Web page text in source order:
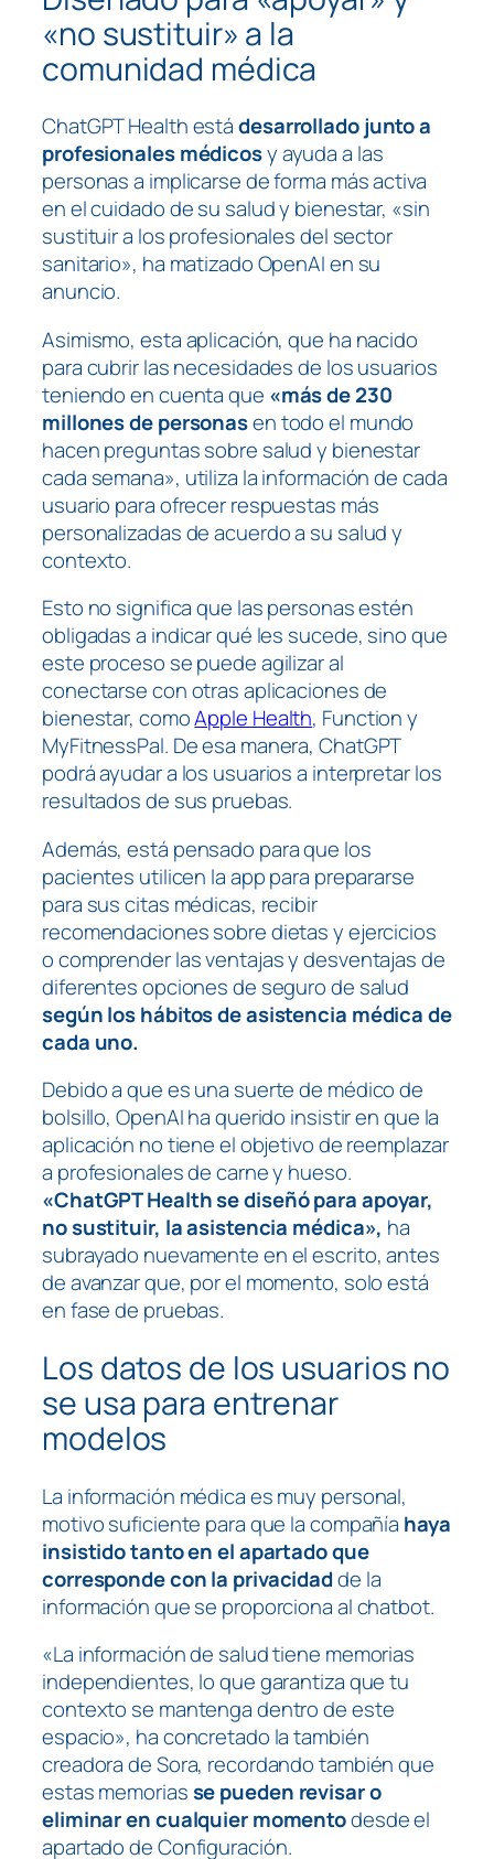
«no sustituir» a la
comunidad médica
ChatGPT Health estádesarrollado junto a
profesionales médicosy ayuda a las
personas a implicarse de forma más activa
en el cuidado de su salud y bienestar, «sin
sustituir a los profesionales del sector
sanitario», ha matizado OpenAI en su
anuncio.
Asimismo, esta aplicación, que ha nacido
para cubrir las necesidades de los usuarios
teniendo en cuenta que «más de 230
millones de personasen todo el mundo
hacen preguntas sobre salud y bienestar
cada semana», utiliza la información de cada
usuario para ofrecer respuestas más
personalizadas de acuerdo a su salud y
contexto.
Esto no significa que las personas estén
obligadas a indicar qué les sucede, sino que
este proceso se puede agilizar al
conectarse con otras aplicaciones de
bienestar, comoApple Health, Function y
MyFitnessPal. De esa manera, ChatGPT
podrá ayudar a los usuarios a interpretar los
resultados de sus pruebas.
Además, está pensado para que los
pacientes utilicen la app para prepararse
para sus citas médicas, recibir
recomendaciones sobre dietas y ejercicios
o comprender las ventajas y desventajas de
diferentes opciones de seguro de salud
según los hábitos de asistencia médica de
cada uno.
Debido a que es una suerte de médico de
bolsillo, OpenAI ha querido insistir en que la
aplicación no tiene el objetivo de reemplazar
a profesionales de carne y hueso.
«ChatGPT Health se diseñó para apoyar,
no sustituir, la asistencia médica», ha
subrayado nuevamente en el escrito, antes
de avanzar que, por el momento, solo está
en fase de pruebas.
Los datos de los usuarios no
se usa para entrenar
modelos
La información médica es muy personal,
motivo suficiente para que la compañía haya
insistido tanto en el apartado que
corresponde con la privacidadde la
información que se proporciona al chatbot.
«La información de salud tiene memorias
independientes, lo que garantiza que tu
contexto se mantenga dentro de este
espacio», ha concretado la también
creadora de Sora, recordando también que
estas memoriasse pueden revisar o
eliminar en cualquier momentodesde el
apartado deConfiguración.